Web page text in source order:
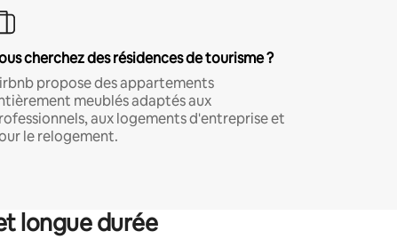
cherchez des résidences de tourisme ?
propose des appartements
meublés adaptés aux
aux logements d'entreprise et
le relogement.
longue durée